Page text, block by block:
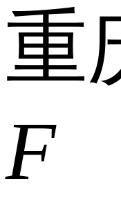
重
F